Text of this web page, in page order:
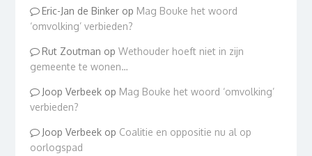
Eric-Jan de Binker op Mag Bouke het woord
‘omvolking’ verbieden?
Rut Zoutman opWethouder hoeft niet in zijn
gemeente te wonen…
Joop Verbeek op Mag Bouke het woord ‘omvolking’
verbieden?
Joop Verbeek op Coalitie en oppositie nu al op
oorlogspad